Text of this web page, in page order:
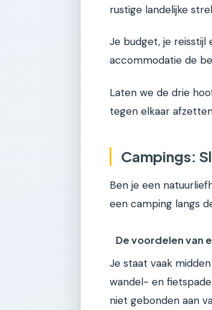
rustige landelijke
Je budget, je
accommodatie de
Laten we de drie
tegen elkaar
Campings:
Ben je een
een camping langs
De voordelen van
Je staat vaak
wandel- en
niet gebonden aan